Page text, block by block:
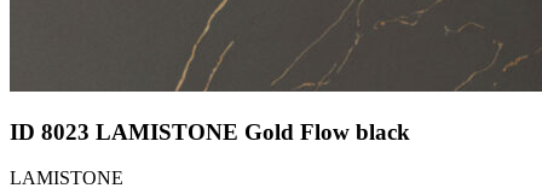
ID 8023 LAMISTONE Gold Flow black
LAMISTONE